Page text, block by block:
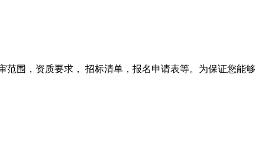
围，资质要求， 招标清单，报名申请表等。为保证您能够